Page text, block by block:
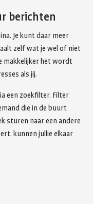
berichten
Je kunt daar meer
zelf wat je wel of niet
makkelijker het wordt
als jij.
een zoekfilter. Filter
die in de buurt
sturen naar een andere
kunnen jullie elkaar